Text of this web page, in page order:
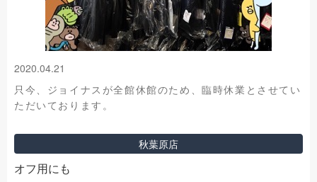
2020.04.21
只今、ジョイナスが全館休館のため、臨時休業とさせてい
ただいております。
秋葉原店
オフ用にも